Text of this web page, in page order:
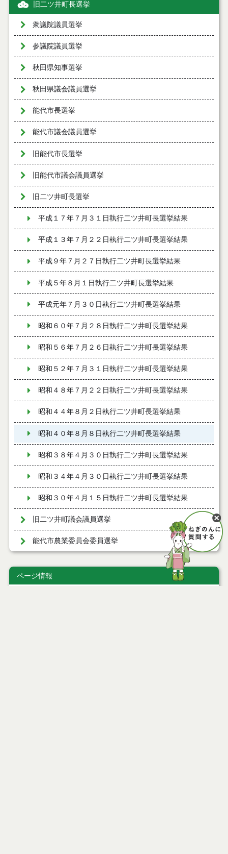
旧二ツ井町長選挙
衆議院議員選挙
参議院議員選挙
秋田県知事選挙
秋田県議会議員選挙
能代市長選挙
能代市議会議員選挙
旧能代市長選挙
旧能代市議会議員選挙
旧二ツ井町長選挙
平成１７年７月３１日執行二ツ井町長選挙結果
平成１３年７月２２日執行二ツ井町長選挙結果
平成９年７月２７日執行二ツ井町長選挙結果
平成５年８月１日執行二ツ井町長選挙結果
平成元年７月３０日執行二ツ井町長選挙結果
昭和６０年７月２８日執行二ツ井町長選挙結果
昭和５６年７月２６日執行二ツ井町長選挙結果
昭和５２年７月３１日執行二ツ井町長選挙結果
昭和４８年７月２２日執行二ツ井町長選挙結果
昭和４４年８月２日執行二ツ井町長選挙結果
昭和４０年８月８日執行二ツ井町長選挙結果
昭和３８年４月３０日執行二ツ井町長選挙結果
昭和３４年４月３０日執行二ツ井町長選挙結果
昭和３０年４月１５日執行二ツ井町長選挙結果
旧二ツ井町議会議員選挙
能代市農業委員会委員選挙
ページ情報